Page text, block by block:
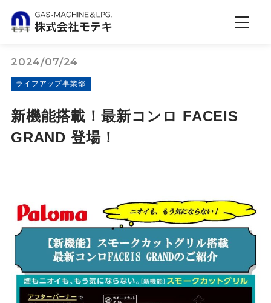
2024/07/24
ライフアップ事業部
新機能搭載！最新コンロ FACEIS
GRAND 登場！